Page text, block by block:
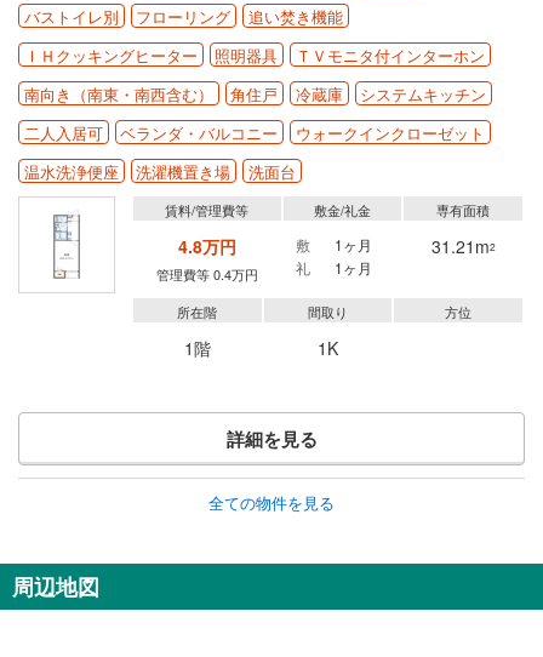
バストイレ別
フローリング
追い焚き機能
ＩＨクッキングヒーター
照明器具
ＴＶモニタ付インターホン
南向き（南東・南西含む）
角住戸 冷蔵庫
システムキッチン
二人入居可
ベランダ・バルコニー
ウォークインクローゼット
温水洗浄便座
洗濯機置き場 洗面台
賃料/管理費等
4.8万円
管理費等 0.4万円
敷金/礼金
敷
1ヶ月
礼
1ヶ月
専有面積
31.21m2
所在階
1階
間取り
1K
方位
詳細を見る
全ての物件を見る
周辺地図